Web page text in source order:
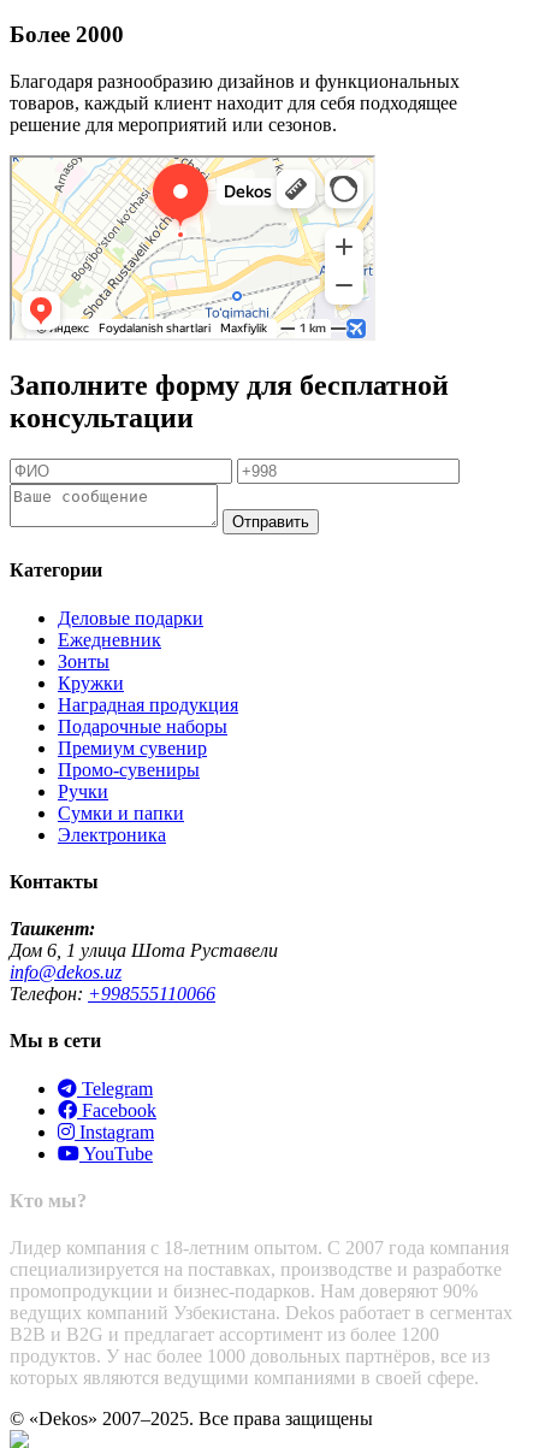
Более 2000
Благодаря разнообразию дизайнов и функциональных
товаров, каждый клиент находит для себя подходящее
решение для мероприятий или сезонов.
Заполните форму для бесплатной
консультации
Отправить
Категории
Деловые подарки
Ежедневник
Зонты
Кружки
Наградная продукция
Подарочные наборы
Премиум сувенир
Промо-сувениры
Ручки
Сумки и папки
Электроника
Контакты
Ташкент:
Дом 6, 1 улица Шота Руставели
info@dekos.uz
Телефон: +998555110066
Мы в сети
Telegram
Facebook
Instagram
YouTube
Кто мы?
Лидер компания с 18-летним опытом. С 2007 года компания
специализируется на поставках, производстве и разработке
промопродукции и бизнес-подарков. Нам доверяют 90%
ведущих компаний Узбекистана. Dekos работает в сегментах
B2B и B2G и предлагает ассортимент из более 1200
продуктов. У нас более 1000 довольных партнёров, все из
которых являются ведущими компаниями в своей сфере.
© «Dekos» 2007–2025. Все права защищены